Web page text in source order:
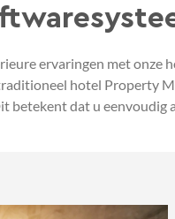
ervaringen met
hotel Property
betekent dat u eenvoudig